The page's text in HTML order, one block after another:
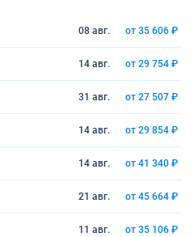
08 авг. от 35 606 ₽
14 авг. от 29 754 ₽
31 авг. от 27 507 ₽
14 авг. от 29 854 ₽
14 авг. от 41 340 ₽
21 авг. от 45 664 ₽
11 авг. от 35 106 ₽